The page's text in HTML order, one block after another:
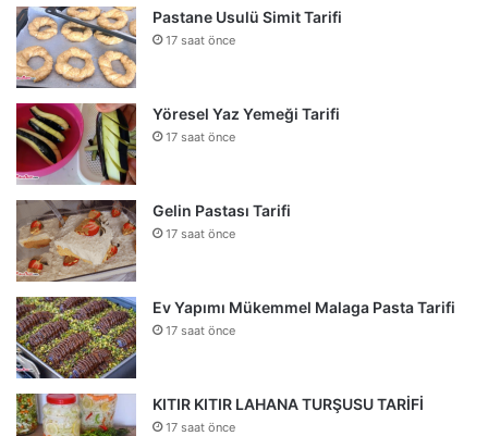
Pastane Usulü Simit Tarifi
17 saat önce
Yöresel Yaz Yemeği Tarifi
17 saat önce
Gelin Pastası Tarifi
17 saat önce
Ev Yapımı Mükemmel Malaga Pasta Tarifi
17 saat önce
KITIR KITIR LAHANA TURŞUSU TARİFİ
17 saat önce